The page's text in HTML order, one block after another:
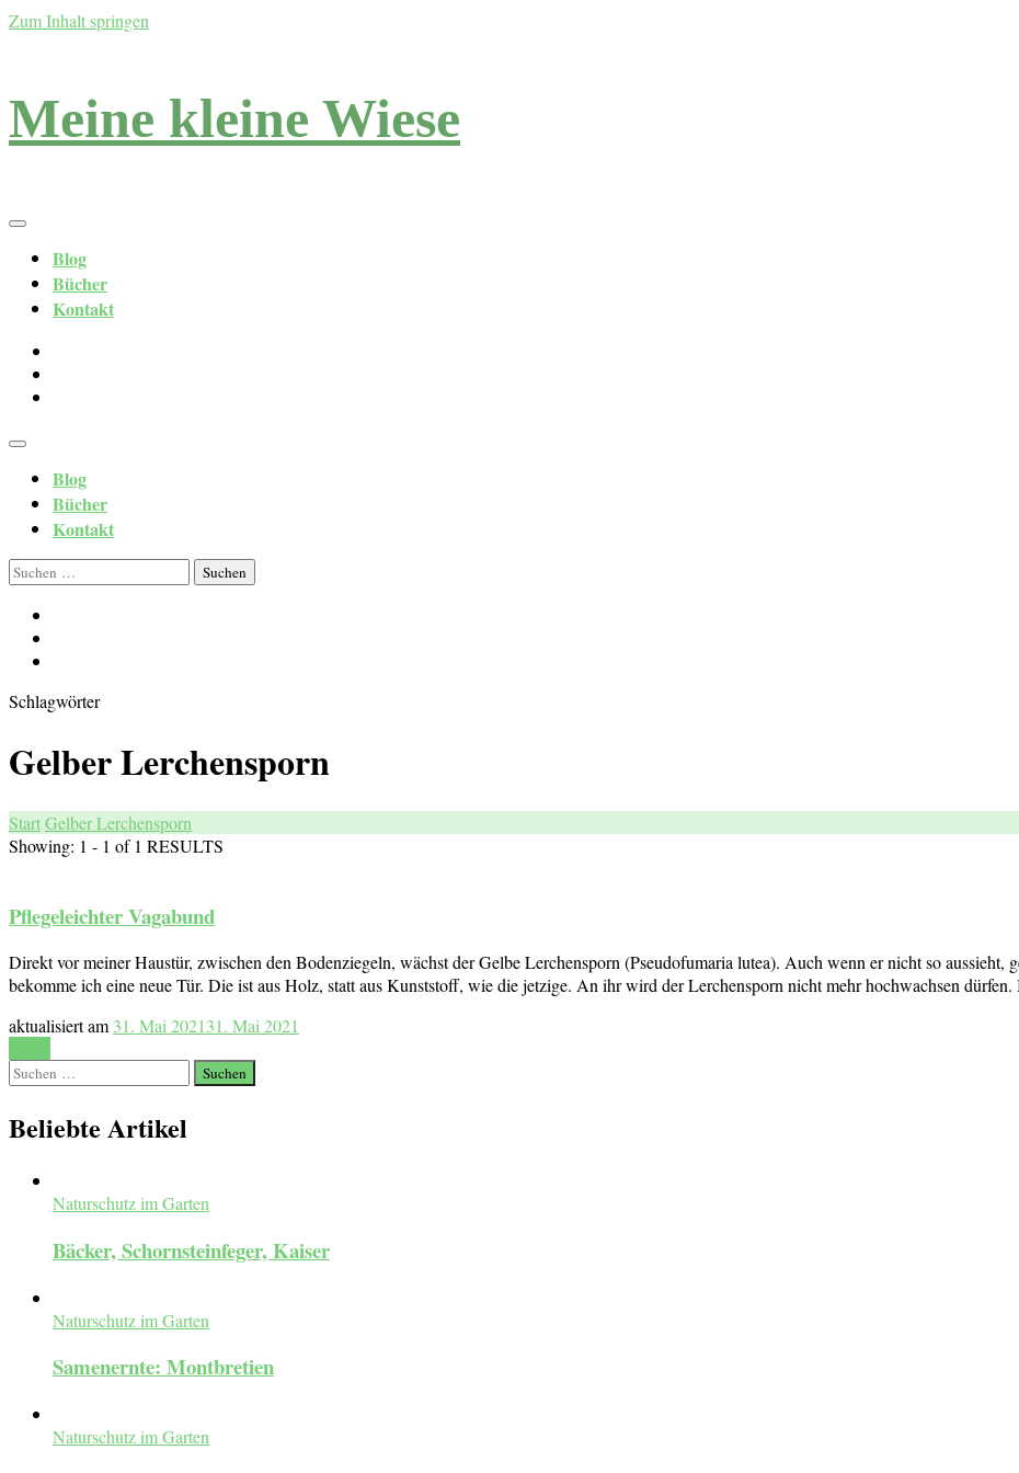
Zum Inhalt springen
Meine kleine Wiese
Blog
Bücher
Kontakt
Blog
Bücher
Kontakt
Suchen
nach:
Schlagwörter
Gelber Lerchensporn
StartGelber Lerchensporn
Showing: 1 - 1 of 1 RESULTS
Pflegeleichter Vagabund
Direkt vor meiner Haustür, zwischen den Bodenziegeln, wächst der Gelbe Lerchensporn (Pseudofumaria lutea). Auch wenn er nicht so
bekomme ich eine neue Tür. Die ist aus Holz, statt aus Kunststoff, wie die jetzige. An ihr wird der Lerchensporn nicht mehr hochwachsen
aktualisiert am31. Mai 202131. Mai 2021
Suchen
nach:
Beliebte Artikel
Naturschutz im Garten
Bäcker, Schornsteinfeger, Kaiser
Naturschutz im Garten
Samenernte: Montbretien
Naturschutz im Garten